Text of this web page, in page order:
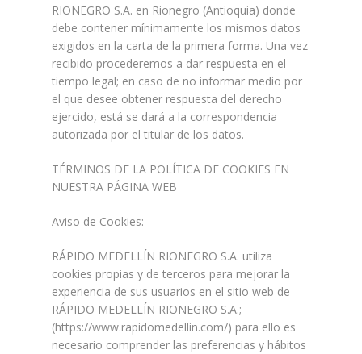
RIONEGRO S.A. en Rionegro (Antioquia) donde
debe contener mínimamente los mismos datos
exigidos en la carta de la primera forma. Una vez
recibido procederemos a dar respuesta en el
tiempo legal; en caso de no informar medio por
el que desee obtener respuesta del derecho
ejercido, está se dará a la correspondencia
autorizada por el titular de los datos.
TÉRMINOS DE LA POLÍTICA DE COOKIES EN
NUESTRA PÁGINA WEB
Aviso de Cookies:
RÁPIDO MEDELLÍN RIONEGRO S.A. utiliza
cookies propias y de terceros para mejorar la
experiencia de sus usuarios en el sitio web de
RÁPIDO MEDELLÍN RIONEGRO S.A.;
(https://www.rapidomedellin.com/) para ello es
necesario comprender las preferencias y hábitos